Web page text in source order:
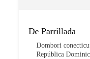
De Parrillada
Dombori
República